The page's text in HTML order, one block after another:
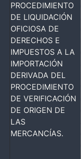
PROCEDIMIENTO
DE LIQUIDACIÓN
OFICIOSA DE
DERECHOS E
IMPUESTOS A LA
IMPORTACIÓN
DERIVADA DEL
PROCEDIMIENTO
DE VERIFICACIÓN
DE ORIGEN DE
LAS
MERCANCÍAS.